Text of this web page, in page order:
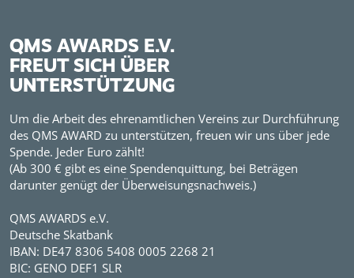
QMS AWARDS E.V.
FREUT SICH ÜBER
UNTERSTÜTZUNG
Um die Arbeit des ehrenamtlichen Vereins zur Durchführung
des QMS AWARD zu unterstützen, freuen wir uns über jede
Spende. Jeder Euro zählt!
(Ab 300 € gibt es eine Spendenquittung, bei Beträgen
darunter genügt der Überweisungsnachweis.)
QMS AWARDS e.V.
Deutsche Skatbank
IBAN: DE47 8306 5408 0005 2268 21
BIC: GENO DEF1 SLR